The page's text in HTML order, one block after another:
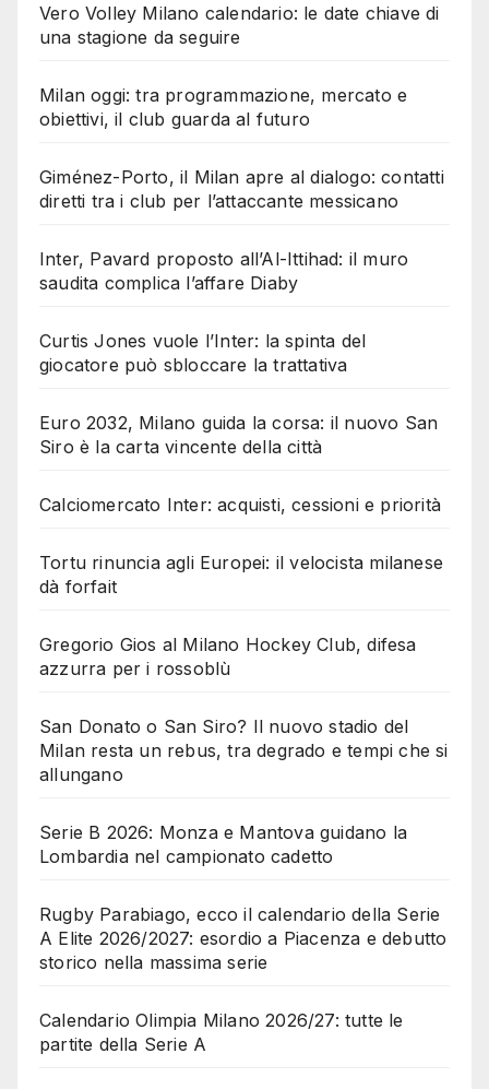
Vero Volley Milano calendario: le date chiave di
una stagione da seguire
Milan oggi: tra programmazione, mercato e
obiettivi, il club guarda al futuro
Giménez-Porto, il Milan apre al dialogo: contatti
diretti tra i club per l’attaccante messicano
Inter, Pavard proposto all’Al-Ittihad: il muro
saudita complica l’affare Diaby
Curtis Jones vuole l’Inter: la spinta del
giocatore può sbloccare la trattativa
Euro 2032, Milano guida la corsa: il nuovo San
Siro è la carta vincente della città
Calciomercato Inter: acquisti, cessioni e priorità
Tortu rinuncia agli Europei: il velocista milanese
dà forfait
Gregorio Gios al Milano Hockey Club, difesa
azzurra per i rossoblù
San Donato o San Siro? Il nuovo stadio del
Milan resta un rebus, tra degrado e tempi che si
allungano
Serie B 2026: Monza e Mantova guidano la
Lombardia nel campionato cadetto
Rugby Parabiago, ecco il calendario della Serie
A Elite 2026/2027: esordio a Piacenza e debutto
storico nella massima serie
Calendario Olimpia Milano 2026/27: tutte le
partite della Serie A